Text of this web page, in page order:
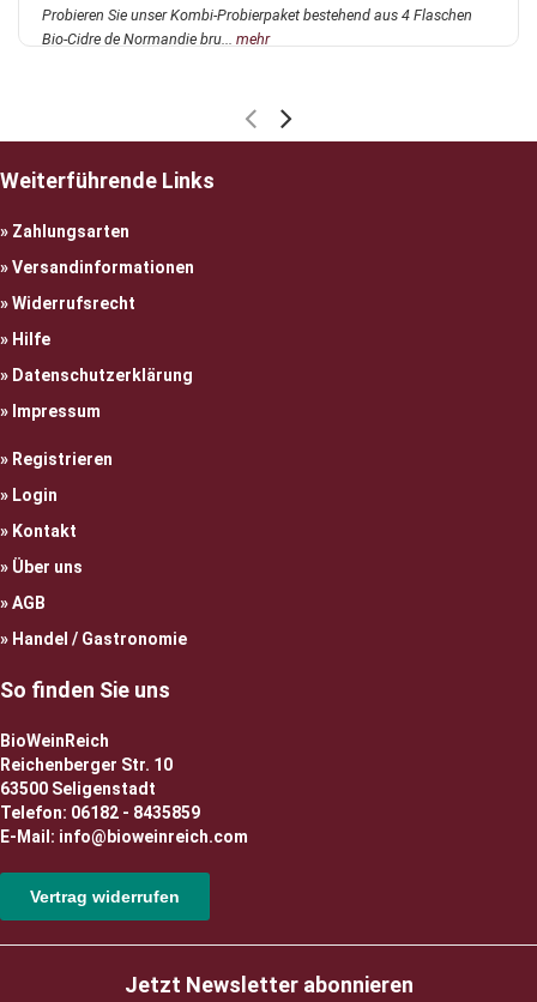
Probieren Sie unser Kombi-Probierpaket bestehend aus 4 Flaschen
Bio-Cidre de Normandie bru... mehr
Weiterführende Links
Zahlungsarten
Versandinformationen
Widerrufsrecht
Hilfe
Datenschutzerklärung
Impressum
Registrieren
Login
Kontakt
Über uns
AGB
Handel / Gastronomie
So finden Sie uns
BioWeinReich
Reichenberger Str. 10
63500 Seligenstadt
Telefon: 06182 - 8435859
E-Mail: info@bioweinreich.com
Vertrag widerrufen
Jetzt Newsletter abonnieren